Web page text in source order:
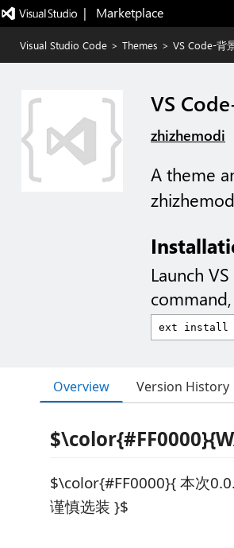
|   Marketplace
Visual Studio Code > Themes > VS Code-背
VS
zhizhemodi
A theme
Launch
Overview Version History
$\color{#FF0000}{ 本次
谨慎选装 }$